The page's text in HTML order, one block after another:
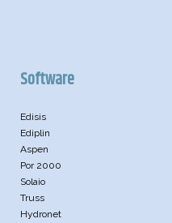
Software
Edisis
Ediplin
Aspen
Por 2000
Solaio
Truss
Hydronet